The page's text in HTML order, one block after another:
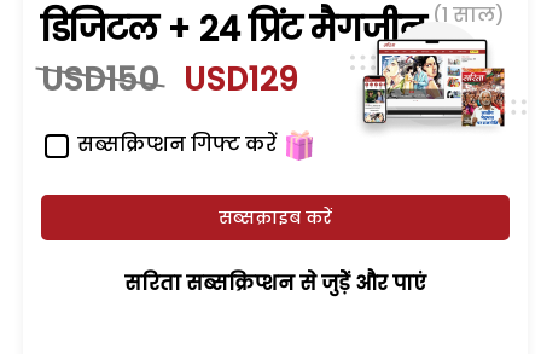
डिजिटल + 24 प्रिंट मैगजीन (1 साल)
USD150 USD129
सब्सक्रिप्शन गिफ्ट करें
सब्सक्राइब करें
सरिता सब्सक्रिप्शन से जुड़ेें और पाएं